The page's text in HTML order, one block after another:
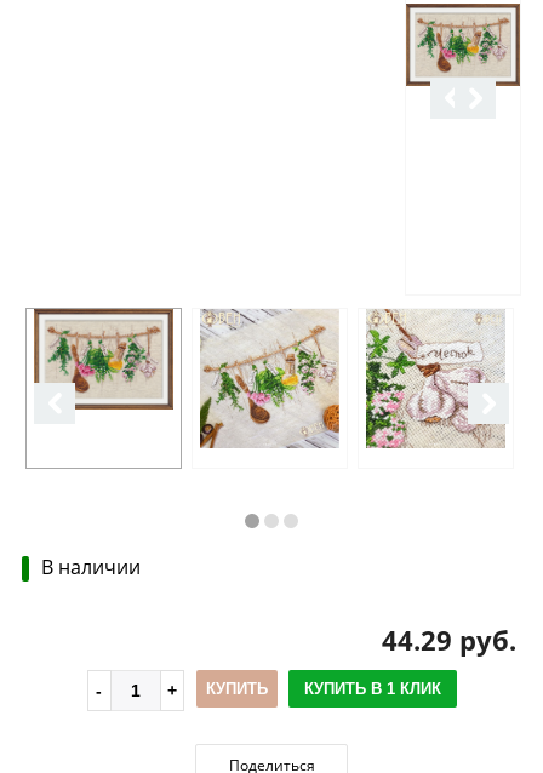
В наличии
44.29 руб.
КУПИТЬ КУПИТЬ В 1 КЛИК
Поделиться